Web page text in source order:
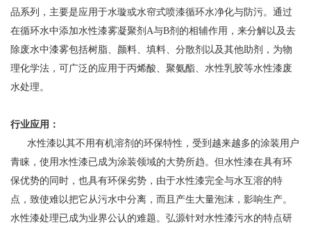
品系列，主要是应用于水璇或水帘式喷漆循环水净化与防污。通过
在循环水中添加水性漆雾凝聚剂A与B剂的相辅作用，来分解以及去
除废水中漆雾包括树脂、颜料、填料、分散剂以及其他助剂，为物
理化学法，可广泛的应用于丙烯酸、聚氨酯、水性乳胶等水性漆废
水处理。
行业应用：
水性漆以其不用有机溶剂的环保特性，受到越来越多的涂装用户
青睐，使用水性漆已成为涂装领域的大势所趋。但水性漆在具有环
保优势的同时，也具有环保劣势，由于水性漆完全与水互溶的特
点，致使难以把它从污水中分离，而且产生大量泡沫，影响生产。
水性漆处理已成为业界公认的难题。弘源针对水性漆污水的特点研